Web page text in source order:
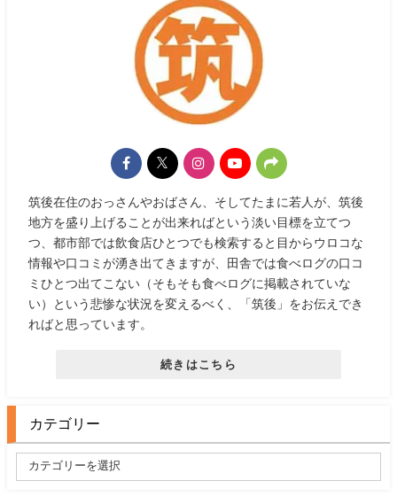
筑後在住のおっさんやおばさん、そしてたまに若人が、筑後
地方を盛り上げることが出来ればという淡い目標を立てつ
つ、都市部では飲食店ひとつでも検索すると目からウロコな
情報や口コミが湧き出てきますが、田舎では食べログの口コ
ミひとつ出てこない（そもそも食べログに掲載されていな
い）という悲惨な状況を変えるべく、「筑後」をお伝えでき
ればと思っています。
続きはこちら
カテゴリー